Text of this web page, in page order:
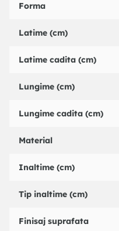
Forma
Latime (cm)
Latime cadita (cm)
Lungime (cm)
Lungime cadita (cm)
Material
Inaltime (cm)
Tip inaltime (cm)
Finisaj suprafata